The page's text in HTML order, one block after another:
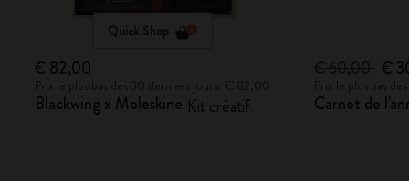
Quick Shop
€ 82,00
Blackwing x Moleskine Kit créatif
€
Carnet de